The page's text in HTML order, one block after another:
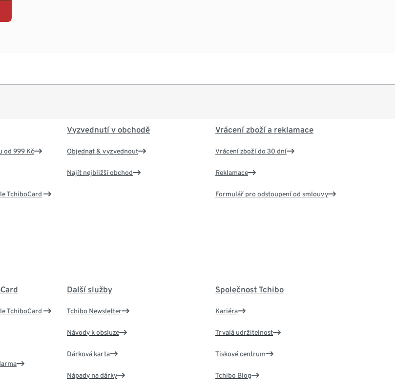
od 999 Kč
TchiboCard
Vyzvednutí v obchodě
Objednat & vyzvednout
Najít nejbližší obchod
Vrácení zboží a reklamace
Vrácení zboží do 30 dní
Reklamace
Formulář pro odstoupení od smlouvy
TchiboCard
Další služby
Tchibo Newsletter
Návody k obsluze
Dárková karta
Nápady na dárky
Společnost Tchibo
Kariéra
Trvalá udržitelnost
Tiskové centrum
Tchibo Blog